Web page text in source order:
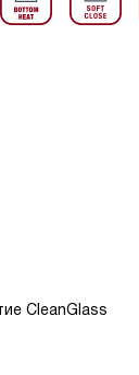
CleanGlass